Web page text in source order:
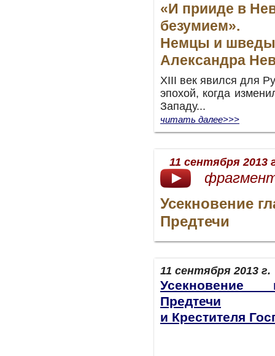
«И прииде в
безумием».
Немцы и
Александра
XIII век явился для
эпохой, когда
Западу...
читать далее>>>
11 сентября 2013
Усекновение
Предтечи
11 сентября 2013 г.
Усекновение
Предтечи
и Крестителя